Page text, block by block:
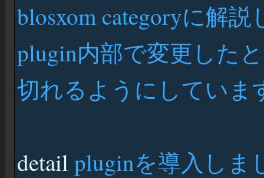
blosxom categoryに解
plugin内部で変更した
切れるようにしていま
detail pluginを導入しま